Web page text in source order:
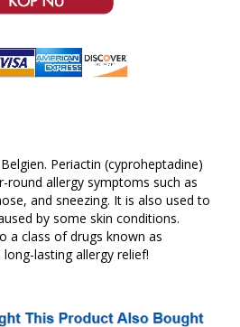
Periactin (cyproheptadine)
round allergy symptoms such as
and sneezing. It is also used to
by some skin conditions.
a class of drugs known as
lasting allergy relief!